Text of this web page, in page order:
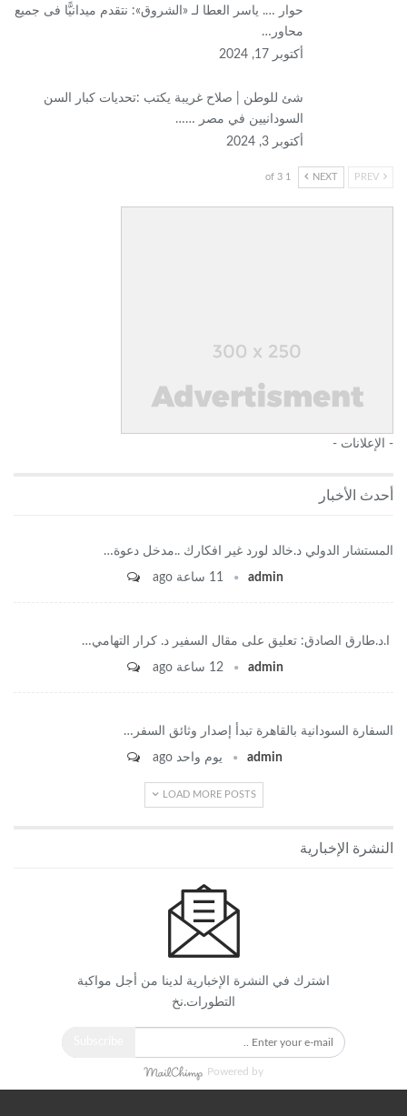
حوار …. ياسر العطا لـ «الشروق»: نتقدم ميدانيًّا فى جميع
محاور…
أكتوبر 17, 2024
شئ للوطن | صلاح غريبة يكتب :تحديات كبار السن
السودانيين في مصر ……
أكتوبر 3, 2024
NEXT
1 of 3
- الإعلانات -
أحدث الأخبار
المستشار الدولي د.خالد لورد غير افكارك ..مدخل دعوة…
admin 11 ساعة ago
ا.د.طارق الصادق: تعليق على مقال السفير د. كرار التهامي…
admin 12 ساعة ago
السفارة السودانية بالقاهرة تبدأ إصدار وثائق السفر…
admin يوم واحد ago
LOAD MORE POSTS
النشرة الإخبارية
اشترك في النشرة الإخبارية لدينا من أجل مواكبة
التطورات.نخ
Powered by